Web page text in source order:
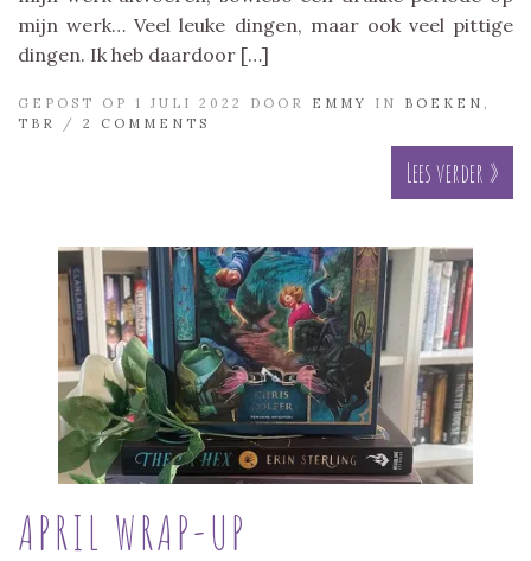
mijn werk… Veel leuke dingen, maar ook veel pittige
dingen. Ik heb daardoor […]
GEPOST OP 1 JULI 2022 DOOR EMMY IN BOEKEN
TBR
/ 2 COMMENTS
Lees verder »
APRIL WRAP-UP